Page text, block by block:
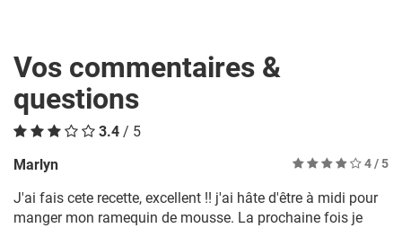
Vos commentaires &
questions
3.4 / 5
Marlyn
4/ 5
J'ai fais cete recette, excellent !! j'ai hâte d'être à midi pour
manger mon ramequin de mousse. La prochaine fois je